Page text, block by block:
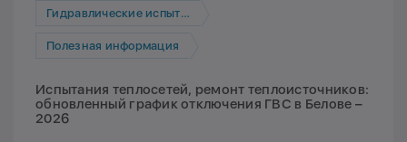
Гидравлические испытания
Полезная информация
Испытания теплосетей, ремонт теплоисточников:
обновленный график отключения ГВС в Белове –
2026